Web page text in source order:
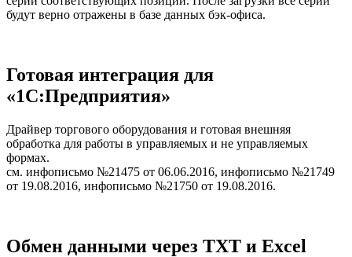
будут верно отражены в базе данных бэк-офиса.
Готовая интеграция для
«1С:Предприятия»
Драйвер торгового оборудования и готовая внешняя
обработка для работы в управляемых и не управляемых
формах.
см. инфописьмо №21475 от 06.06.2016, инфописьмо №21749
от 19.08.2016, инфописьмо №21750 от 19.08.2016.
Обмен данными через TXT и Excel